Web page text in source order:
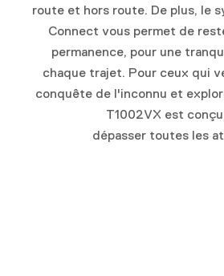
route et hors route. De plus, le
Connect vous permet de
permanence, pour une
chaque trajet. Pour ceux qui
conquête de l'inconnu et
T1002VX est
dépasser toutes les